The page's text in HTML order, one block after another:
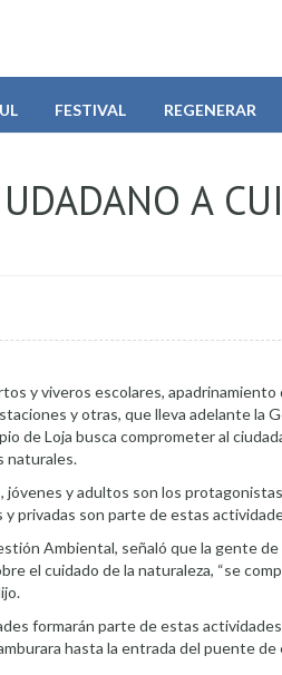
FESTIVAL REGENERAR
A
y viveros escolares, apadrinamiento
y otras, que lleva adelante la
de Loja busca comprometer al
naturales.
jóvenes y adultos son los
privadas son parte de estas
Ambiental, señaló que la gente de
el cuidado de la naturaleza, “se
formarán parte de estas
hasta la entrada del puente de